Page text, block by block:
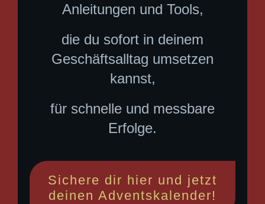
Anleitungen und Tools,
die du sofort in deinem
Geschäftsalltag umsetzen
kannst,
für schnelle und messbare
Erfolge.
Sichere dir hier und jetzt
deinen Adventskalender!